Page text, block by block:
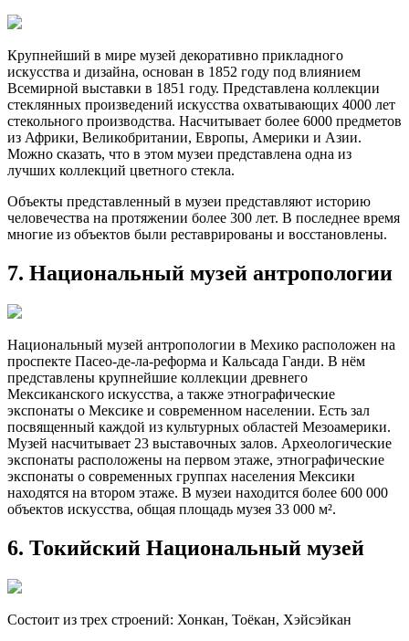
Крупнейший в мире музей декоративно прикладного
искусства и дизайна, основан в 1852 году под влиянием
Всемирной выставки в 1851 году. Представлена коллекции
стеклянных произведений искусства охватывающих 4000 лет
стекольного производства. Насчитывает более 6000 предметов
из Африки, Великобритании, Европы, Америки и Азии.
Можно сказать, что в этом музеи представлена одна из
лучших коллекций цветного стекла.
Объекты представленный в музеи представляют историю
человечества на протяжении более 300 лет. В последнее время
многие из объектов были реставрированы и восстановлены.
7. Национальный музей антропологии
Национальный музей антропологии в Мехико расположен на
проспекте Пасео-де-ла-реформа и Кальсада Ганди. В нём
представлены крупнейшие коллекции древнего
Мексиканского искусства, а также этнографические
экспонаты о Мексике и современном населении. Есть зал
посвященный каждой из культурных областей Мезоамерики.
Музей насчитывает 23 выставочных залов. Археологические
экспонаты расположены на первом этаже, этнографические
экспонаты о современных группах населения Мексики
находятся на втором этаже. В музеи находится более 600 000
объектов искусства, общая площадь музея 33 000 м².
6. Токийский Национальный музей
Состоит из трех строений: Хонкан, Тоёкан, Хэйсэйкан